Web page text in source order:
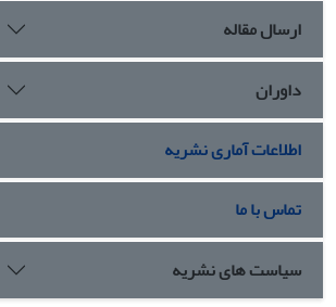
ارسال مقاله
داوران
اطلاعات آماری نشریه
تماس با ما
سیاست های نشریه